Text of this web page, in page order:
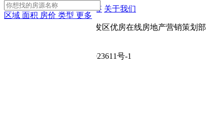
区域 面积 房价 类型 更多
App下载 网站地图 房产问答 关于我们
Copyright © 宝鸡市高新开发区优房在线房地产营销策划部
ICP备案号：陕ICP备2024023611号-1